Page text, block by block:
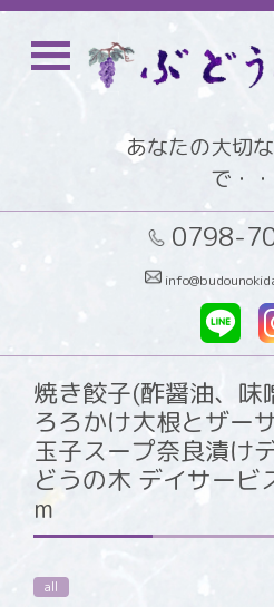
あなたの大切
で・・
0798-
焼き餃子(酢醤油、味
ろろかけ大根とザー
玉子スープ奈良漬け
どうの木 デイサー
m
all